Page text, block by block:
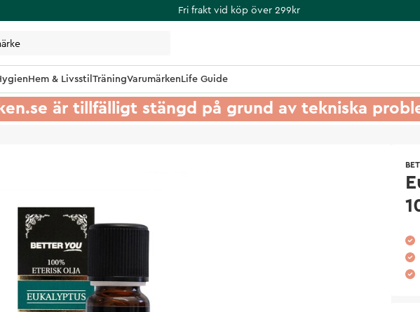
Fri frakt vid köp över 299kr
Hem & Livsstil TräningVarumärkenLife Guide
är tillfälligt stängd på grund av tekniska